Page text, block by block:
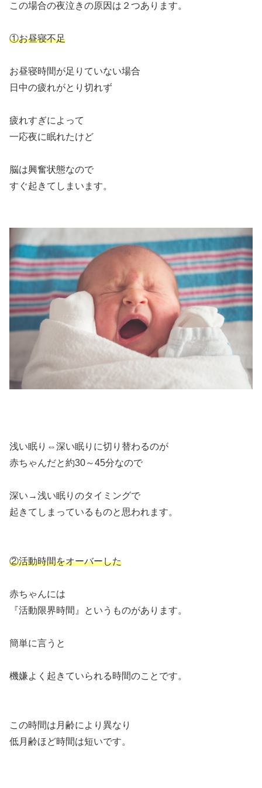
この場合の夜泣きの原因は２つあります。
①お昼寝不足
お昼寝時間が足りていない場合
日中の疲れがとり切れず
疲れすぎによって
一応夜に眠れたけど
脳は興奮状態なので
すぐ起きてしまいます。
浅い眠り⇔深い眠りに切り替わるのが
赤ちゃんだと約30～45分なので
深い→浅い眠りのタイミングで
起きてしまっているものと思われます。
②活動時間をオーバーした
赤ちゃんには
『活動限界時間』というものがあります。
簡単に言うと
機嫌よく起きていられる時間のことです。
この時間は月齢により異なり
低月齢ほど時間は短いです。